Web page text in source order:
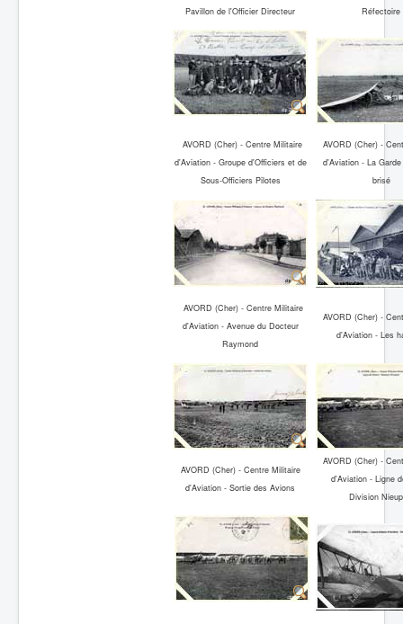
Pavillon de l'Officier Directeur
Réfectoire
AVORD (Cher) - Centre Militaire
d'Aviation - Groupe d'Officiers et de
Sous-Officiers Pilotes
AVORD (Cher) -
d'Aviation - La
brisé
AVORD (Cher) - Centre Militaire
d'Aviation - Avenue du Docteur
Raymond
AVORD (Cher) -
d'Aviation - Les
AVORD (Cher) - Centre Militaire
d'Aviation - Sortie des Avions
AVORD (Cher) -
d'Aviation - Ligne
Division